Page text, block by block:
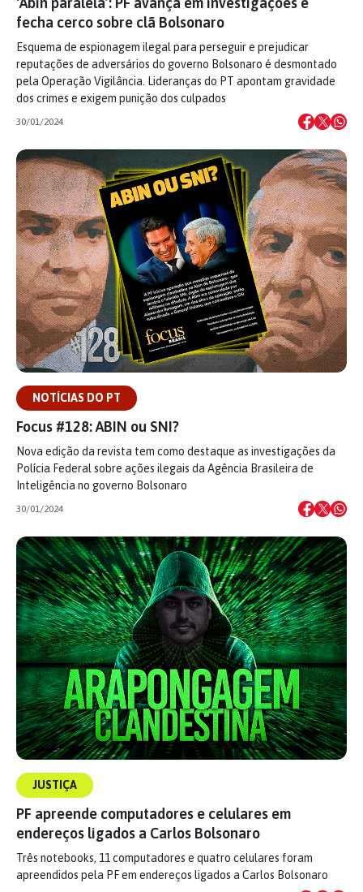
fecha cerco sobre clã Bolsonaro
Esquema de espionagem ilegal para perseguir e prejudicar
reputações de adversários do governo Bolsonaro é desmontado
pela Operação Vigilância. Lideranças do PT apontam gravidade
dos crimes e exigem punição dos culpados
30/01/2024
NOTÍCIAS DO PT
Focus #128: ABIN ou SNI?
Nova edição da revista tem como destaque as investigações da
Polícia Federal sobre ações ilegais da Agência Brasileira de
Inteligência no governo Bolsonaro
30/01/2024
JUSTIÇA
PF apreende computadores e celulares em
endereços ligados a Carlos Bolsonaro
Três notebooks, 11 computadores e quatro celulares foram
apreendidos pela PF em endereços ligados a Carlos Bolsonaro